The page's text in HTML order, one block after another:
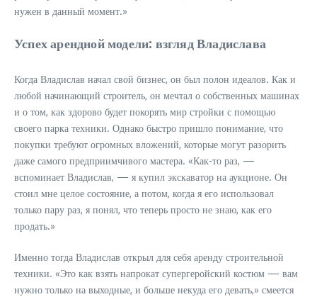
нужен в данный момент.»
Успех арендной модели: взгляд Владислава
Когда Владислав начал свой бизнес, он был полон идеалов. Как и
любой начинающий строитель, он мечтал о собственных машинах
и о том, как здорово будет покорять мир стройки с помощью
своего парка техники. Однако быстро пришло понимание, что
покупки требуют огромных вложений, которые могут разорить
даже самого предприимчивого мастера. «Как-то раз, —
вспоминает Владислав, — я купил экскаватор на аукционе. Он
стоил мне целое состояние, а потом, когда я его использовал
только пару раз, я понял, что теперь просто не знаю, как его
продать.»
Именно тогда Владислав открыл для себя аренду строительной
техники. «Это как взять напрокат супергеройский костюм — вам
нужно только на выходные, и больше некуда его девать,» смеется